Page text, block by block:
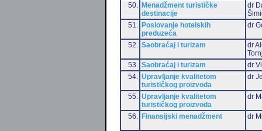
50.
Menadžment turističke
destinacije
dr
51.
Poslovanje hotelskih
preduzeća
dr
52. Saobraćaj i turizam
dr
53.
Saobraćaj i turizam
dr
54.
Upravljanje kvalitetom
turističkog proizvoda
dr
55.
Upravljanje kvalitetom
turističkog proizvoda
dr
56. Finansijski menadžment dr